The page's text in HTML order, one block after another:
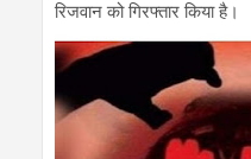
रिजवान को गिरफ्तार किया है।